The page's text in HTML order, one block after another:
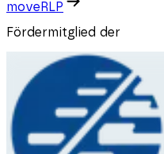
moveRLP
Fördermitglied der